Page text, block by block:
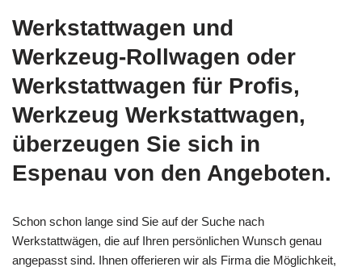
Werkstattwagen und
Werkzeug-Rollwagen oder
Werkstattwagen für Profis,
Werkzeug Werkstattwagen,
überzeugen Sie sich in
Espenau von den Angeboten.
Schon schon lange sind Sie auf der Suche nach
Werkstattwägen, die auf Ihren persönlichen Wunsch genau
angepasst sind. Ihnen offerieren wir als Firma die Möglichkeit,